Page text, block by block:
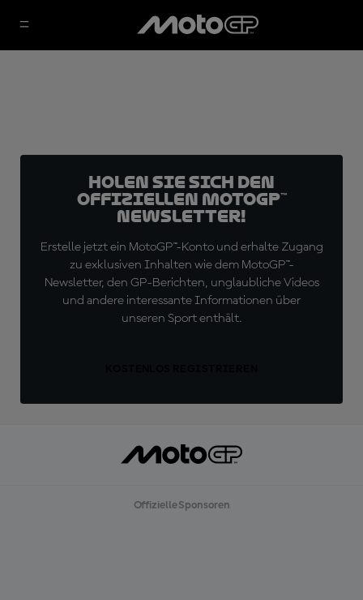
Holen Sie sich den
offiziellen MotoGP™
Newsletter!
Erstelle jetzt ein MotoGP™-Konto und erhalte Zugang
zu exklusiven Inhalten wie dem MotoGP™-
Newsletter, den GP-Berichten, unglaubliche Videos
und andere interessante Informationen über
unseren Sport enthält.
Offizielle Sponsoren